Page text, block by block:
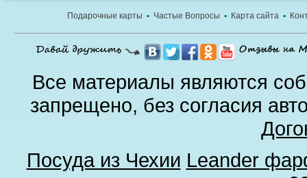
Подарочные карты ▪ Частые Вопросы ▪ Карта сайта ▪
Все материалы являются
запрещено, без согласия
Посуда из Чехии Leander